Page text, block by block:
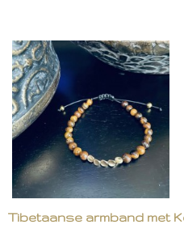
Tibetaanse armband met